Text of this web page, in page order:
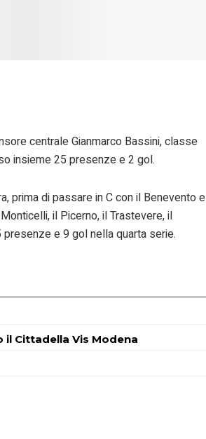
centrale Gianmarco Bassini, classe
insieme 25 presenze e 2 gol.
prima di passare in C con il Benevento e
il Picerno, il Trastevere, il
presenze e 9 gol nella quarta serie.
il Cittadella Vis Modena